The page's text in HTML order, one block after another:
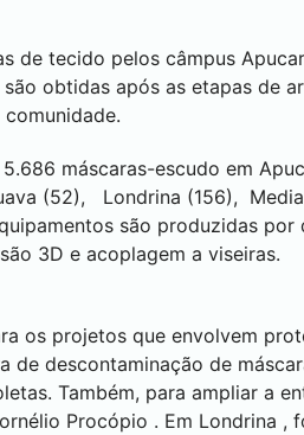
de tecido pelos câmpus
são obtidas após as etapas de
máscaras-escudo em
(52), Londrina (156),
são produzidas
3D e acoplagem a viseiras.
os projetos que envolvem
de descontaminação de
Também, para ampliar a
Procópio . Em Londrina ,